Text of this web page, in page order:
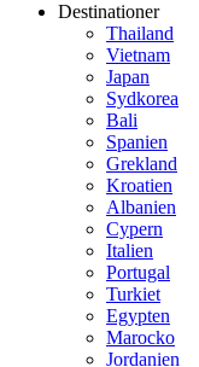
Destinationer
Thailand
Vietnam
Japan
Sydkorea
Bali
Spanien
Grekland
Kroatien
Albanien
Cypern
Italien
Portugal
Turkiet
Egypten
Marocko
Jordanien